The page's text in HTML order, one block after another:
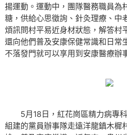
揚運動。運動中，團隊醫務職員為
糖，供給心思徵詢、針灸理療、中
煩訊問村平易近身材狀態，解答村
還向他們普及安康保健常識和日常
不落發門就可以享用到安康醫療辦
5月18日，紅花崗區精力病專科
組建的黨員辦事隊走遠洋龍鎮木樨